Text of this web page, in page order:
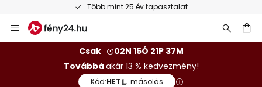
Több mint 25 év tapasztalat
Ugrás
a
Csak
02N 15Ó 21P 36M
Továbbáakár 13 % kedvezmény!
Kód:HET másolás